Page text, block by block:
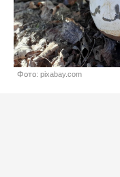
Фото: pixabay.com